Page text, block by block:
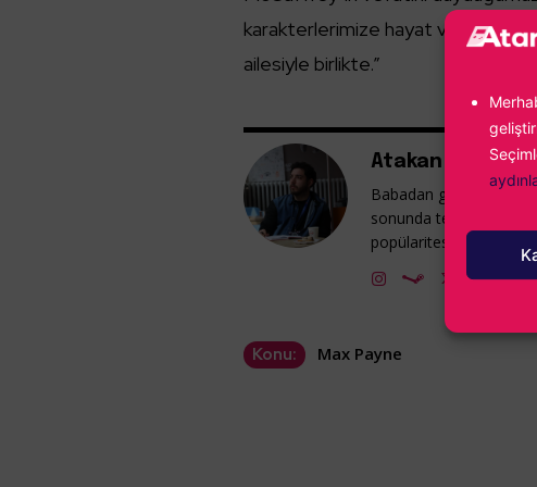
karakterlerimize hayat verdi ve
ailesiyle birlikte.”
Atakan
Babadan gelme video
sonunda tekrar oyun
popülaritesine kadar
Konu: Max Payne